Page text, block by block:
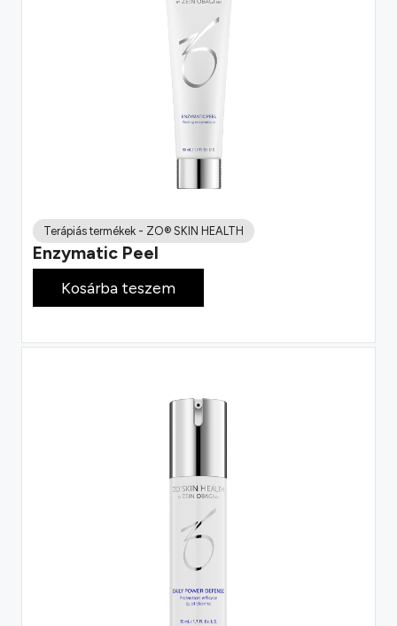
Terápiás termékek - ZO® SKIN HEALTH
Enzymatic Peel
Kosárba teszem